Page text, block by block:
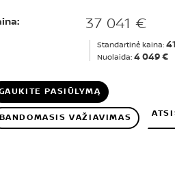
37 041 €
Standartinė kaina:
Nuolaida: 4 049 €
PASIŪLYMĄ
VAŽIAVIMAS